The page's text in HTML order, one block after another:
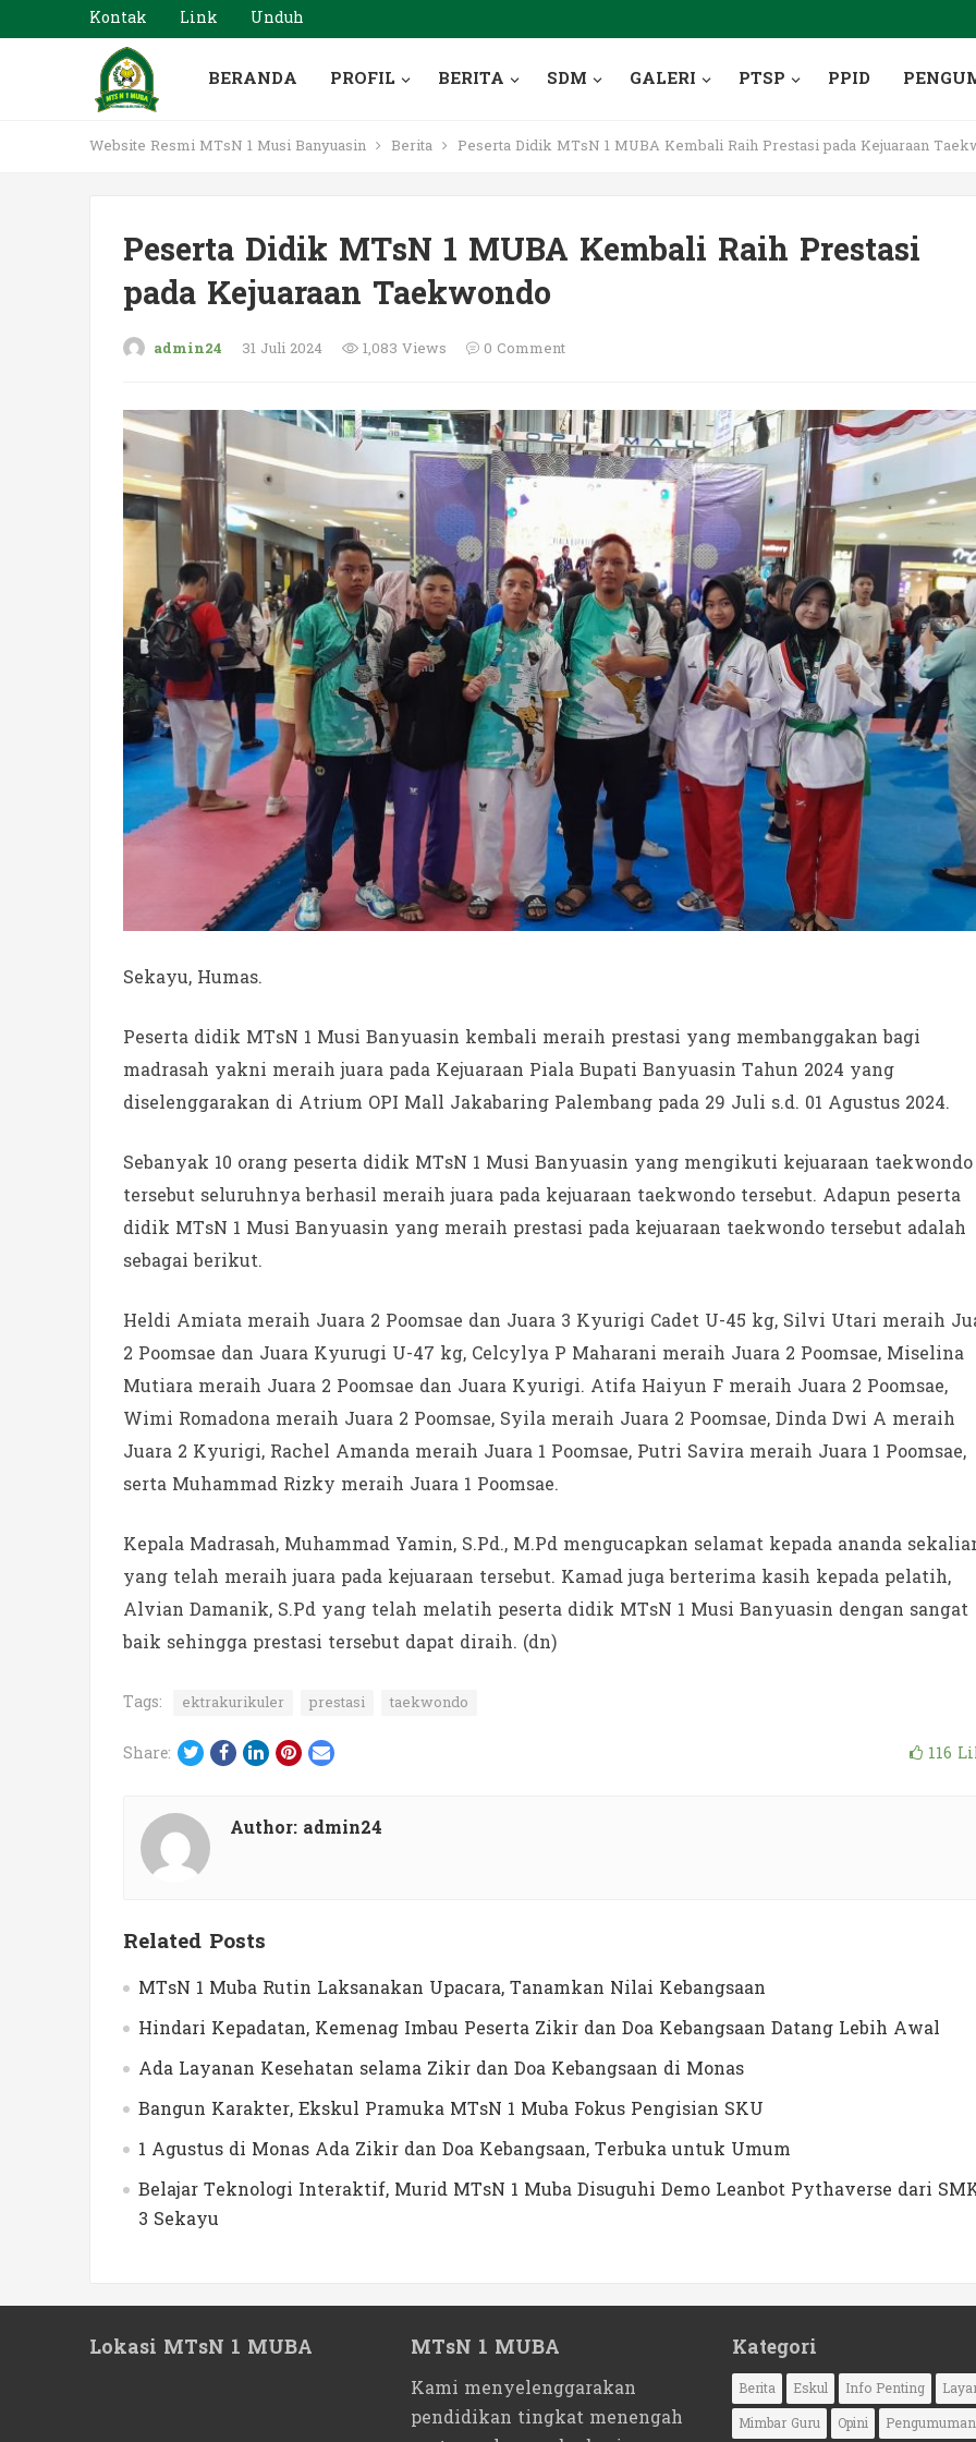
Kontak Link Unduh
BERANDA PROFIL BERITA SDM GALERI PTSP PPID
Website Resmi MTsN 1 Musi Banyuasin Berita Peserta Didik MTsN 1 MUBA Kembali Raih Prestasi pada Kejuaraan
Peserta Didik MTsN 1 MUBA Kembali Raih Prestasi
pada Kejuaraan Taekwondo
admin24 31 Juli 2024 1,083 Views 0 Comment
Sekayu, Humas.
Peserta didik MTsN 1 Musi Banyuasin kembali meraih prestasi yang membanggakan bagi
madrasah yakni meraih juara pada Kejuaraan Piala Bupati Banyuasin Tahun 2024 yang
diselenggarakan di Atrium OPI Mall Jakabaring Palembang pada 29 Juli s.d. 01 Agustus 2024.
Sebanyak 10 orang peserta didik MTsN 1 Musi Banyuasin yang mengikuti kejuaraan taekwondo
tersebut seluruhnya berhasil meraih juara pada kejuaraan taekwondo tersebut. Adapun peserta
didik MTsN 1 Musi Banyuasin yang meraih prestasi pada kejuaraan taekwondo tersebut adalah
sebagai berikut.
Heldi Amiata meraih Juara 2 Poomsae dan Juara 3 Kyurigi Cadet U-45 kg, Silvi Utari meraih
2 Poomsae dan Juara Kyurugi U-47 kg, Celcylya P Maharani meraih Juara 2 Poomsae, Miselina
Mutiara meraih Juara 2 Poomsae dan Juara Kyurigi. Atifa Haiyun F meraih Juara 2 Poomsae,
Wimi Romadona meraih Juara 2 Poomsae, Syila meraih Juara 2 Poomsae, Dinda Dwi A meraih
Juara 2 Kyurigi, Rachel Amanda meraih Juara 1 Poomsae, Putri Savira meraih Juara 1 Poomsae,
serta Muhammad Rizky meraih Juara 1 Poomsae.
Kepala Madrasah, Muhammad Yamin, S.Pd., M.Pd mengucapkan selamat kepada ananda
yang telah meraih juara pada kejuaraan tersebut. Kamad juga berterima kasih kepada pelatih,
Alvian Damanik, S.Pd yang telah melatih peserta didik MTsN 1 Musi Banyuasin dengan sangat
baik sehingga prestasi tersebut dapat diraih. (dn)
Tags: ektrakurikuler prestasi taekwondo
Share: Twitter
Facebook
LinkedIn
Pinterest
Email 116
Author: admin24
Related Posts
MTsN 1 Muba Rutin Laksanakan Upacara, Tanamkan Nilai Kebangsaan
Hindari Kepadatan, Kemenag Imbau Peserta Zikir dan Doa Kebangsaan Datang Lebih Awal
Ada Layanan Kesehatan selama Zikir dan Doa Kebangsaan di Monas
Bangun Karakter, Ekskul Pramuka MTsN 1 Muba Fokus Pengisian SKU
1 Agustus di Monas Ada Zikir dan Doa Kebangsaan, Terbuka untuk Umum
Belajar Teknologi Interaktif, Murid MTsN 1 Muba Disuguhi Demo Leanbot Pythaverse dari
3 Sekayu
Lokasi MTsN 1 MUBA MTsN 1 MUBA
Kami menyelenggarakan
pendidikan tingkat menengah
Kategori
Berita Eskul Info Penting
Mimbar Guru
Opini Pengumuman